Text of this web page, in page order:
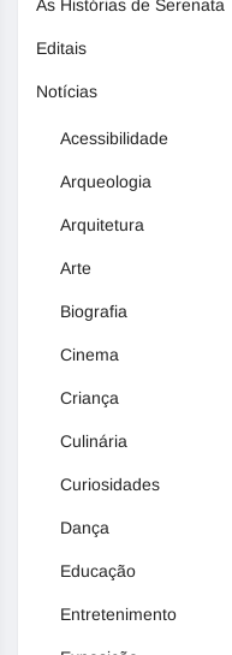
As Histórias de Serenata
Editais
Notícias
Acessibilidade
Arqueologia
Arquitetura
Arte
Biografia
Cinema
Criança
Culinária
Curiosidades
Dança
Educação
Entretenimento